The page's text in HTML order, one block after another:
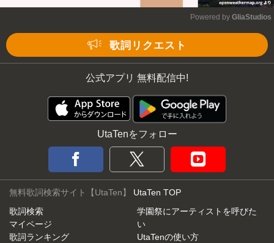
Powered by GliaStudios
歌詞リクエスト
公式アプリ 無料配信中!
UtaTenをフォロー
無料歌詞検索サイト【UtaTen】 UtaTen TOP
歌詞検索
マイページ
歌詞ランキング
学園祭にアーティストを呼びた
い
UtaTenの使い方